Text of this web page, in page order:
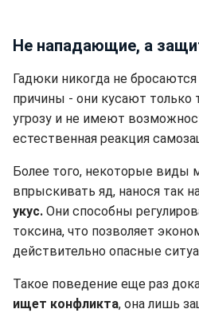
Не нападающие, а
Гадюки никогда не бросаются
причины - они кусают только
угрозу и не имеют
естественная реакция
Более того, некоторые виды
впрыскивать яд, нанося так
укус. Они способны
токсина, что позволяет
действительно опасные
Такое поведение еще раз
ищет конфликта, она лишь